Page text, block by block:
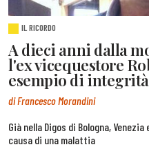
IL RICORDO
A dieci anni dalla
l'ex vicequestore
esempio di
di Francesco Morandini
Già nella Digos di Bologna,
causa di una malattia